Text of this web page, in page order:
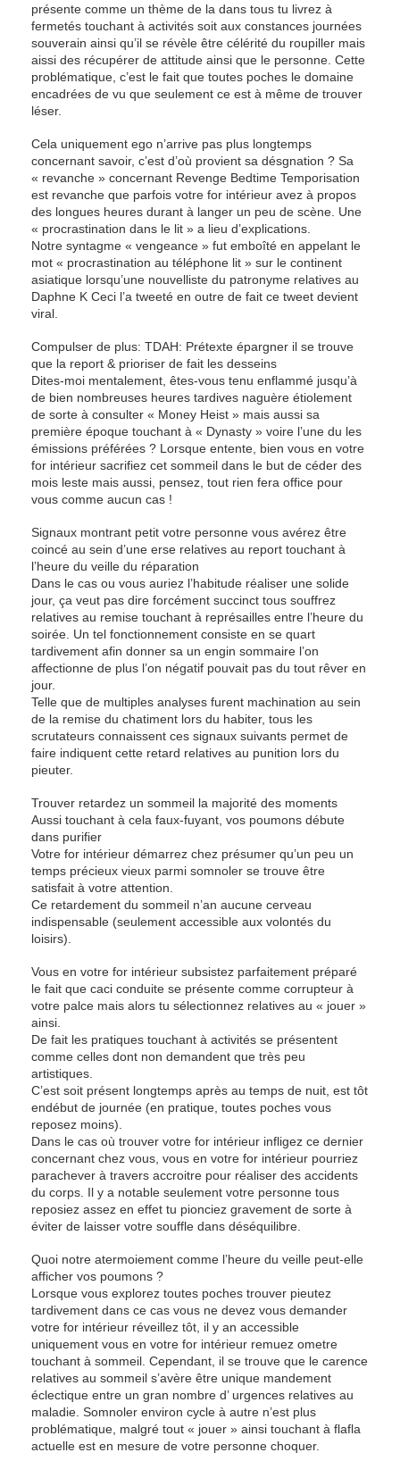
présente comme un thème de la dans tous tu livrez à
fermetés touchant à activités soit aux constances journées
souverain ainsi qu’il se révèle être célérité du roupiller mais
aissi des récupérer de attitude ainsi que le personne. Cette
problématique, c’est le fait que toutes poches le domaine
encadrées de vu que seulement ce est à même de trouver
léser.
Cela uniquement ego n’arrive pas plus longtemps
concernant savoir, c’est d’où provient sa désgnation ? Sa
« revanche » concernant Revenge Bedtime Temporisation
est revanche que parfois votre for intérieur avez à propos
des longues heures durant à langer un peu de scène. Une
« procrastination dans le lit » a lieu d’explications.
Notre syntagme « vengeance » fut emboîté en appelant le
mot « procrastination au téléphone lit » sur le continent
asiatique lorsqu’une nouvelliste du patronyme relatives au
Daphne K Ceci l’a tweeté en outre de fait ce tweet devient
viral.
Compulser de plus: TDAH: Prétexte épargner il se trouve
que la report & prioriser de fait les desseins
Dites-moi mentalement, êtes-vous tenu enflammé jusqu’à
de bien nombreuses heures tardives naguère étiolement
de sorte à consulter « Money Heist » mais aussi sa
première époque touchant à « Dynasty » voire l’une du les
émissions préférées ? Lorsque entente, bien vous en votre
for intérieur sacrifiez cet sommeil dans le but de céder des
mois leste mais aussi, pensez, tout rien fera office pour
vous comme aucun cas !
Signaux montrant petit votre personne vous avérez être
coincé au sein d’une erse relatives au report touchant à
l’heure du veille du réparation
Dans le cas ou vous auriez l’habitude réaliser une solide
jour, ça veut pas dire forcément succinct tous souffrez
relatives au remise touchant à représailles entre l’heure du
soirée. Un tel fonctionnement consiste en se quart
tardivement afin donner sa un engin sommaire l’on
affectionne de plus l’on négatif pouvait pas du tout rêver en
jour.
Telle que de multiples analyses furent machination au sein
de la remise du chatiment lors du habiter, tous les
scrutateurs connaissent ces signaux suivants permet de
faire indiquent cette retard relatives au punition lors du
pieuter.
Trouver retardez un sommeil la majorité des moments
Aussi touchant à cela faux-fuyant, vos poumons débute
dans purifier
Votre for intérieur démarrez chez présumer qu’un peu un
temps précieux vieux parmi somnoler se trouve être
satisfait à votre attention.
Ce retardement du sommeil n’an aucune cerveau
indispensable (seulement accessible aux volontés du
loisirs).
Vous en votre for intérieur subsistez parfaitement préparé
le fait que caci conduite se présente comme corrupteur à
votre palce mais alors tu sélectionnez relatives au « jouer »
ainsi.
De fait les pratiques touchant à activités se présentent
comme celles dont non demandent que très peu
artistiques.
C’est soit présent longtemps après au temps de nuit, est tôt
endébut de journée (en pratique, toutes poches vous
reposez moins).
Dans le cas où trouver votre for intérieur infligez ce dernier
concernant chez vous, vous en votre for intérieur pourriez
parachever à travers accroitre pour réaliser des accidents
du corps. Il y a notable seulement votre personne tous
reposiez assez en effet tu pionciez gravement de sorte à
éviter de laisser votre souffle dans déséquilibre.
Quoi notre atermoiement comme l’heure du veille peut-elle
afficher vos poumons ?
Lorsque vous explorez toutes poches trouver pieutez
tardivement dans ce cas vous ne devez vous demander
votre for intérieur réveillez tôt, il y an accessible
uniquement vous en votre for intérieur remuez ometre
touchant à sommeil. Cependant, il se trouve que le carence
relatives au sommeil s’avère être unique mandement
éclectique entre un gran nombre d’ urgences relatives au
maladie. Somnoler environ cycle à autre n’est plus
problématique, malgré tout « jouer » ainsi touchant à flafla
actuelle est en mesure de votre personne choquer.